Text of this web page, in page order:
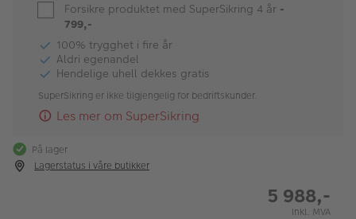
Butikkoversikt
Forsikre produktet med SuperSikring 4 år -
799,-
100% trygghet i fire år
Aldri egenandel
Hendelige uhell dekkes gratis
SuperSikring er ikke tilgjengelig for bedriftskunder.
Les mer om SuperSikring
På lager
Lagerstatus i våre butikker
5 988,-
Inkl. MVA